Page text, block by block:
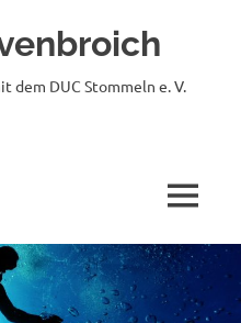
dem DUC Stommeln e. V.
MENÜ